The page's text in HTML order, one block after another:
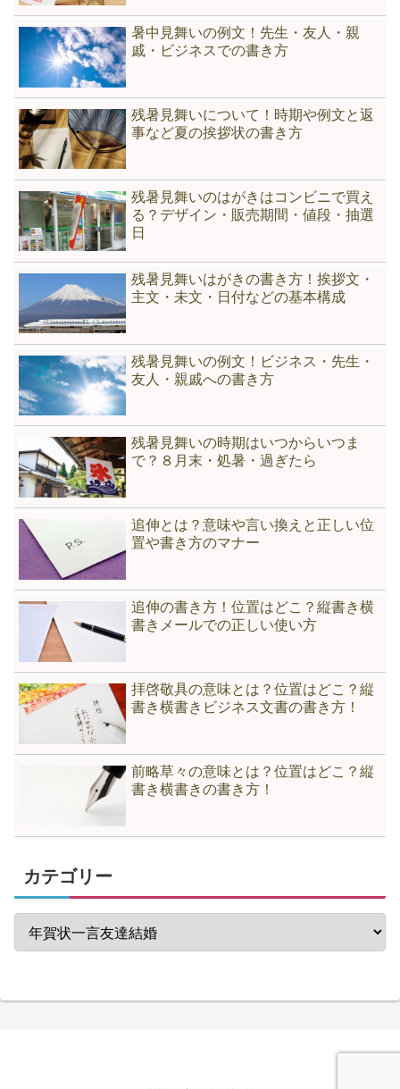
暑中見舞いの例文！先生・友人・親
戚・ビジネスでの書き方
残暑見舞いについて！時期や例文と返
事など夏の挨拶状の書き方
残暑見舞いのはがきはコンビニで買え
る？デザイン・販売期間・値段・抽選
日
残暑見舞いはがきの書き方！挨拶文・
主文・未文・日付などの基本構成
残暑見舞いの例文！ビジネス・先生・
友人・親戚への書き方
残暑見舞いの時期はいつからいつま
で？８月末・処暑・過ぎたら
追伸とは？意味や言い換えと正しい位
置や書き方のマナー
追伸の書き方！位置はどこ？縦書き横
書きメールでの正しい使い方
拝啓敬具の意味とは？位置はどこ？縦
書き横書きビジネス文書の書き方！
前略草々の意味とは？位置はどこ？縦
書き横書きの書き方！
カテゴリー